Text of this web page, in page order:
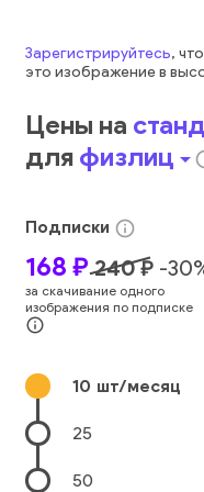
Зарегистрируйтесь,
это изображениев
Цены на
для физлицarrow_drop_down
Подписки info_outline
168 ₽ 240₽ -30
за скачивание одного
изображения по подписке
info_outline
10 шт/месяц
25
50